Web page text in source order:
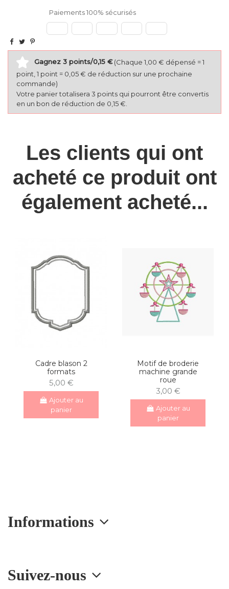
Paiements 100% sécurisés
Gagnez 3 points/0,15 € (Chaque 1,00 € dépensé = 1
point, 1 point = 0,05 € de réduction sur une prochaine
commande)
Votre panier totalisera 3 points qui pourront être convertis
en un bon de réduction de 0,15 €.
Les clients qui ont
acheté ce produit ont
également acheté...
Cadre blason 2
formats
5,00 €
Ajouter au
panier
Motif de broderie
machine grande
roue
3,00 €
Ajouter au
panier
Informations
Suivez-nous